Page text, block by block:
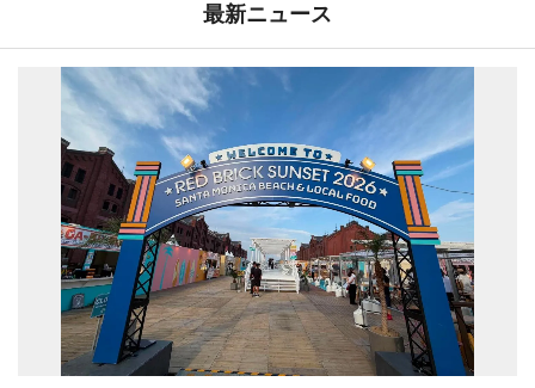
最新ニュース